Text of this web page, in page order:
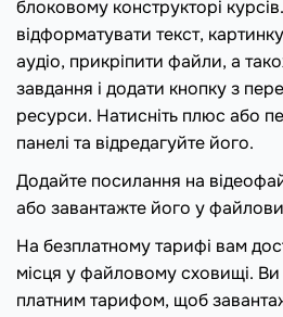
блоковому конструкторі
відформатувати текст,
аудіо, прикріпити файли, а
завдання і додати кнопку з
ресурси. Натисніть плюс або
панелі та відредагуйте його.
Додайте посилання на
або завантажте його у
На безплатному тарифі вам
місця у файловому сховищі.
платним тарифом, щоб